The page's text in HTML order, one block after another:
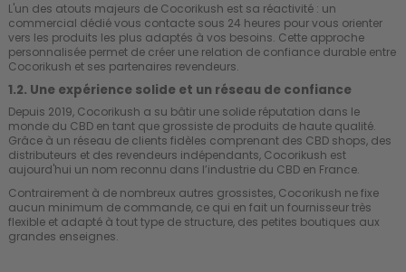
L'un des atouts majeurs de Cocorikush est sa réactivité : un
commercial dédié vous contacte sous 24 heures pour vous orienter
vers les produits les plus adaptés à vos besoins. Cette approche
personnalisée permet de créer une relation de confiance durable entre
Cocorikush et ses partenaires revendeurs.
1.2. Une expérience solide et un réseau de confiance
Depuis 2019, Cocorikush a su bâtir une solide réputation dans le
monde du CBD en tant que grossiste de produits de haute qualité.
Grâce à un réseau de clients fidèles comprenant des CBD shops, des
distributeurs et des revendeurs indépendants, Cocorikush est
aujourd'hui un nom reconnu dans l’industrie du CBD en France.
Contrairement à de nombreux autres grossistes, Cocorikush ne fixe
aucun minimum de commande, ce qui en fait un fournisseur très
flexible et adapté à tout type de structure, des petites boutiques aux
grandes enseignes.